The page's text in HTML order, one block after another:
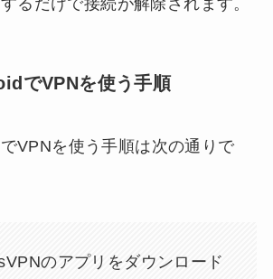
るだけで接続が解除されます。
でVPNを使う手順
VPNを使う手順は次の通りで
のアプリをダウンロード